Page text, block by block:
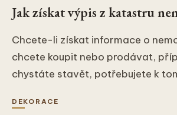
Jak získat výpis z katastru
Chcete-li získat informace o
chcete koupit nebo prodávat,
chystáte stavět, potřebujete k
DEKORACE